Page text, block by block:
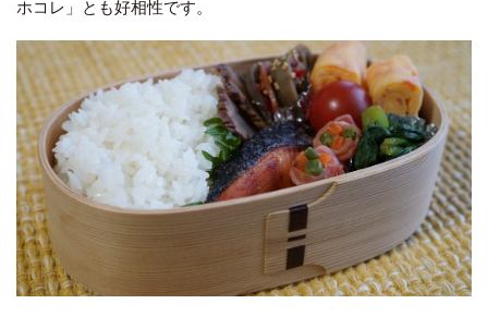
ホコレ」とも好相性です。